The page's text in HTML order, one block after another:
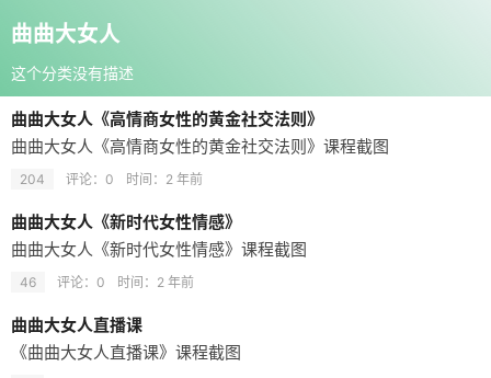
曲曲大女人
这个分类没有描述
曲曲大女人《高情商女性的黄金社交法则》
曲曲大女人《高情商女性的黄金社交法则》课程截图
204 评论：0 时间： 2 年前
曲曲大女人《新时代女性情感》
曲曲大女人《新时代女性情感》课程截图
46 评论：0 时间： 2 年前
曲曲大女人直播课
《曲曲大女人直播课》课程截图